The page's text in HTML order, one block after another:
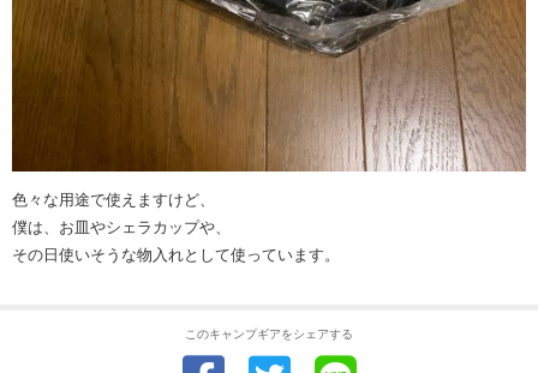
色々な用途で使えますけど、
僕は、お皿やシェラカップや、
その日使いそうな物入れとして使っています。
このキャンプギアをシェアする